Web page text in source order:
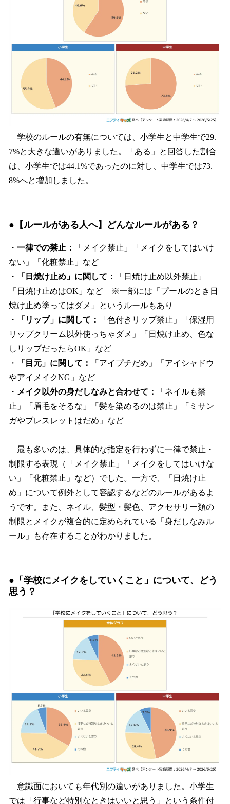
学校のルールの有無については、小学生と中学生で29.
7%と大きな違いがありました。「ある」と回答した割合
は、小学生では44.1%であったのに対し、中学生では73.
8%へと増加しました。
●【ルールがある人へ】どんなルールがある？
・ 一律での禁止：
「メイク禁止」「メイクをしてはいけ
ない」「化粧禁止」など
・
「日焼け止め」に関して：
「日焼け止め以外禁止」
「日焼け止めはOK」など ※一部には「プールのとき日
焼け止め塗ってはダメ」というルールもあり
・
「リップ」に関して：
「色付きリップ禁止」「保湿用
リップクリーム以外使っちゃダメ」「日焼け止め、色な
しリップだったらOK」など
・
「目元」に関して：
「アイプチだめ」「アイシャドウ
やアイメイクNG」など
・ メイク以外の身だしなみと合わせて：
「ネイルも禁
止」「眉毛をそるな」「髪を染めるのは禁止」「ミサン
ガやブレスレットはだめ」など
最も多いのは、具体的な指定を行わずに一律で禁止・
制限する表現（「メイク禁止」「メイクをしてはいけな
い」「化粧禁止」など）でした。一方で、「日焼け止
め」について例外として容認するなどのルールがあるよ
うです。また、ネイル、髪型・髪色、アクセサリー類の
制限とメイクが複合的に定められている「身だしなみル
ール」も存在することがわかりました。
●「学校にメイクをしていくこと」について、どう
思う？
意識面においても年代別の違いがありました。小学生
では「行事など特別なときはいいと思う」という条件付